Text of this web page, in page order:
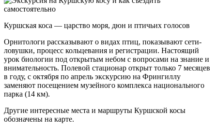
Куршская коса — царство моря, дюн и птичьих голосов
Орнитологи рассказывают о видах птиц, показывают сети-
ловушки, процесс кольцевания и регистрации. Настоящий
урок биологии под открытым небом с вопросами на знание и
внимательность. Полевой стационар открыт только 7 месяцев
в году, с октября по апрель экскурсию на Фрингиллу
заменяют посещением музейного комплекса национального
парка (14 км).
Другие интересные места и маршруты Куршской косы
обозначены на карте.